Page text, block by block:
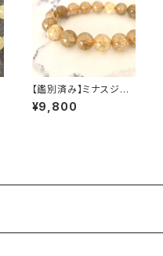
【鑑別済み】ミナスジェ
ライス産 12mm珠 ルチ
ルクォーツ ブレスレット
¥9,800